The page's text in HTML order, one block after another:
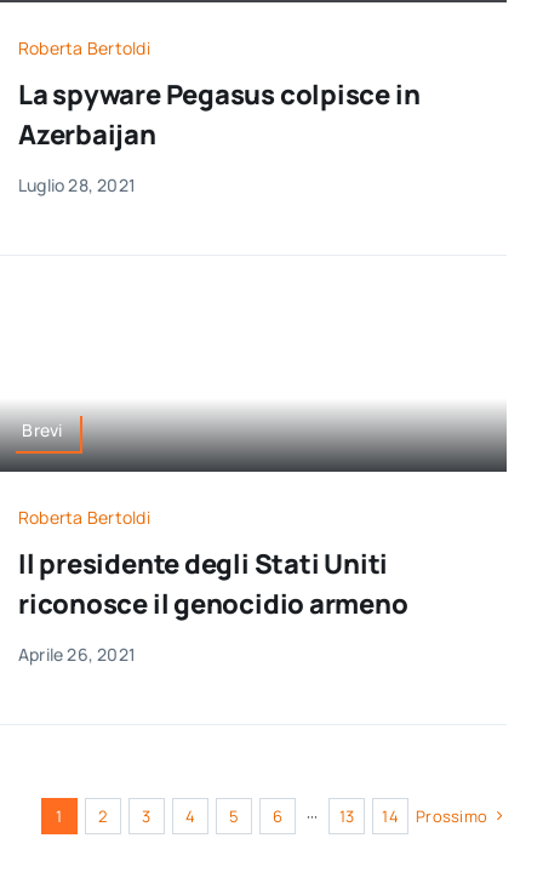
Roberta Bertoldi
La spyware Pegasus colpisce in
Azerbaijan
Luglio 28, 2021
Brevi
Roberta Bertoldi
Il presidente degli Stati Uniti
riconosce il genocidio armeno
Aprile 26, 2021
1 2 3 4 5 6 ··· 13 14 Prossimo